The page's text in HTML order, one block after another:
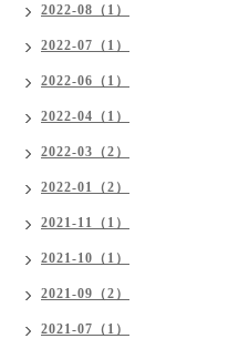
2022-08（1）
2022-07（1）
2022-06（1）
2022-04（1）
2022-03（2）
2022-01（2）
2021-11（1）
2021-10（1）
2021-09（2）
2021-07（1）